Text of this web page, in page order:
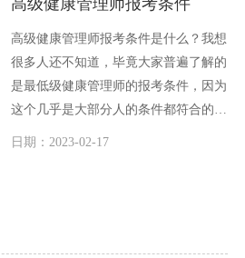
高级健康管理师报考条件是什么？我想
很多人还不知道，毕竟大家普遍了解的
是最低级健康管理师的报考条件，因为
这个几乎是大部分人的条件都符合的，
而高级健康管理师管理师的报考条件则
日期：2023-02-17